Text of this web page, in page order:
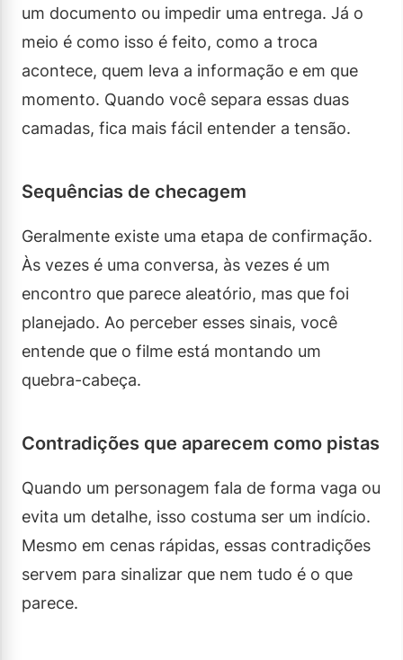
um documento ou impedir uma entrega. Já o
meio é como isso é feito, como a troca
acontece, quem leva a informação e em que
momento. Quando você separa essas duas
camadas, fica mais fácil entender a tensão.
Sequências de checagem
Geralmente existe uma etapa de confirmação.
Às vezes é uma conversa, às vezes é um
encontro que parece aleatório, mas que foi
planejado. Ao perceber esses sinais, você
entende que o filme está montando um
quebra-cabeça.
Contradições que aparecem como pistas
Quando um personagem fala de forma vaga ou
evita um detalhe, isso costuma ser um indício.
Mesmo em cenas rápidas, essas contradições
servem para sinalizar que nem tudo é o que
parece.